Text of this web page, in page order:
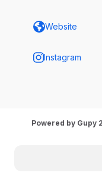
Website
Instagram
Powered by Gupy